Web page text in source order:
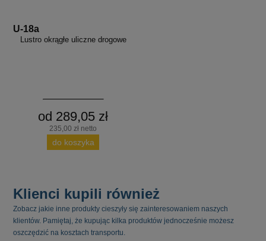
U-18a
Lustro okrągłe uliczne drogowe
od 289,05 zł
235,00 zł netto
do koszyka
Klienci kupili również
Zobacz jakie inne produkty cieszyły się zainteresowaniem naszych
klientów. Pamiętaj, że kupując kilka produktów jednocześnie możesz
oszczędzić na kosztach transportu.